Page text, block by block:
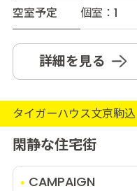
空室予定
個室：1
詳細を見る
タイガーハウス文京駒込
閑静な住宅街
CAMPAIGN